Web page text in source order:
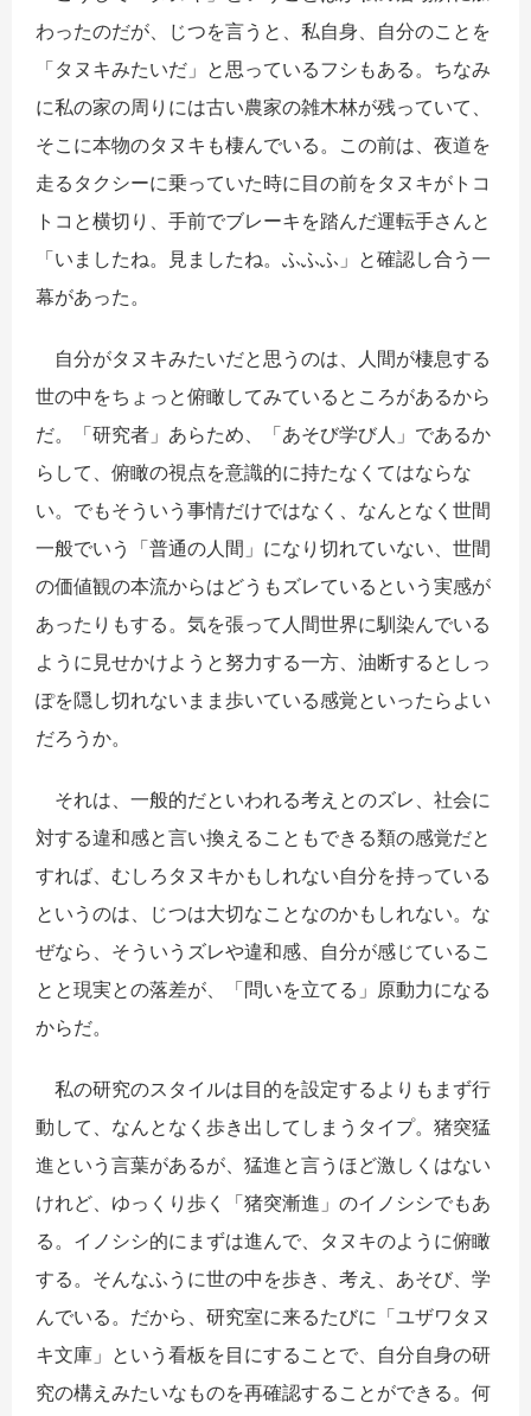
わったのだが、じつを言うと、私自身、自分のことを
「タヌキみたいだ」と思っているフシもある。ちなみ
に私の家の周りには古い農家の雑木林が残っていて、
そこに本物のタヌキも棲んでいる。この前は、夜道を
走るタクシーに乗っていた時に目の前をタヌキがトコ
トコと横切り、手前でブレーキを踏んだ運転手さんと
「いましたね。見ましたね。ふふふ」と確認し合う一
幕があった。
自分がタヌキみたいだと思うのは、人間が棲息する
世の中をちょっと俯瞰してみているところがあるから
だ。「研究者」あらため、「あそび学び人」であるか
らして、俯瞰の視点を意識的に持たなくてはならな
い。でもそういう事情だけではなく、なんとなく世間
一般でいう「普通の人間」になり切れていない、世間
の価値観の本流からはどうもズレているという実感が
あったりもする。気を張って人間世界に馴染んでいる
ように見せかけようと努力する一方、油断するとしっ
ぽを隠し切れないまま歩いている感覚といったらよい
だろうか。
それは、一般的だといわれる考えとのズレ、社会に
対する違和感と言い換えることもできる類の感覚だと
すれば、むしろタヌキかもしれない自分を持っている
というのは、じつは大切なことなのかもしれない。な
ぜなら、そういうズレや違和感、自分が感じているこ
とと現実との落差が、「問いを立てる」原動力になる
からだ。
私の研究のスタイルは目的を設定するよりもまず行
動して、なんとなく歩き出してしまうタイプ。猪突猛
進という言葉があるが、猛進と言うほど激しくはない
けれど、ゆっくり歩く「猪突漸進」のイノシシでもあ
る。イノシシ的にまずは進んで、タヌキのように俯瞰
する。そんなふうに世の中を歩き、考え、あそび、学
んでいる。だから、研究室に来るたびに「ユザワタヌ
キ文庫」という看板を目にすることで、自分自身の研
究の構えみたいなものを再確認することができる。何